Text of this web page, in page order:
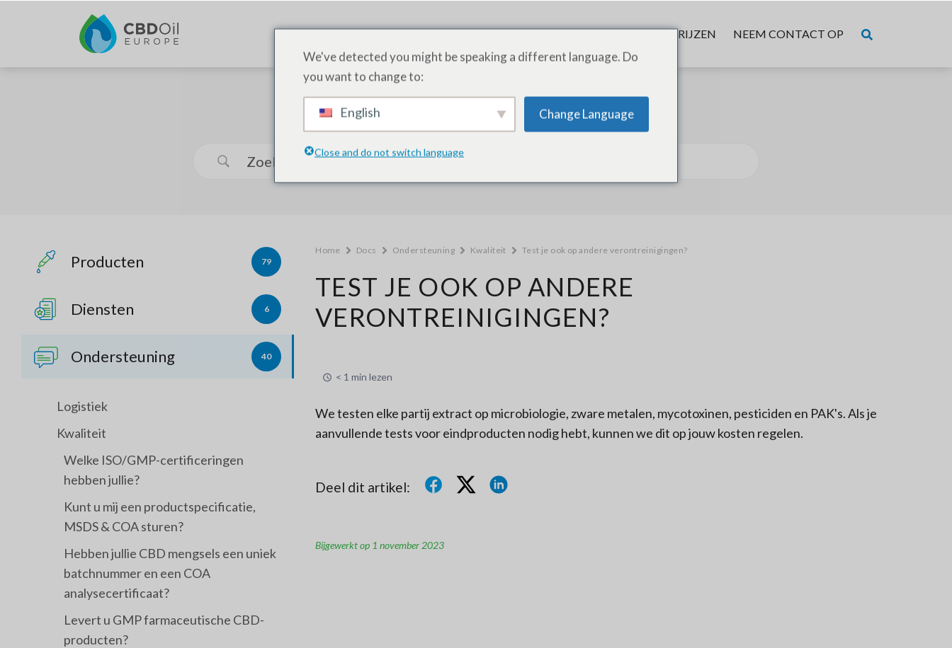
PRODUCTEN DIENSTEN ACADEMIE OVER PRIJZEN NEEM CONTACT OP
Hoe kunnen we helpen?
Producten 79
Diensten 6
Ondersteuning 40
Logistiek
Kwaliteit
Welke ISO/GMP-certificeringen
hebben jullie?
Kunt u mij een productspecificatie,
MSDS & COA sturen?
Hebben jullie CBD mengsels een uniek
batchnummer en een COA
analysecertificaat?
Levert u GMP farmaceutische CBD-
producten?
Home Docs Ondersteuning Kwaliteit Test je ook op andere verontreinigingen?
TEST JE OOK OP ANDERE
VERONTREINIGINGEN?
< 1 min lezen
We testen elke partij extract op microbiologie, zware metalen, mycotoxinen, pesticiden en PAK's. Als je
aanvullende tests voor eindproducten nodig hebt, kunnen we dit op jouw kosten regelen.
Deel dit artikel:
Bijgewerkt op 1 november 2023
We've detected you might be speaking a different language. Do
you want to change to:
English Change Language
Close and do not switch language